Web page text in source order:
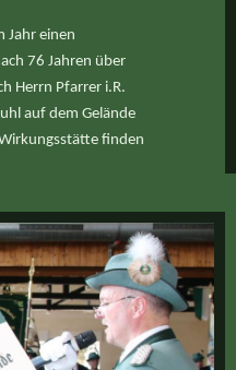
Jahr einen
76 Jahren über
Herrn Pfarrer i.R.
auf dem Gelände
finden